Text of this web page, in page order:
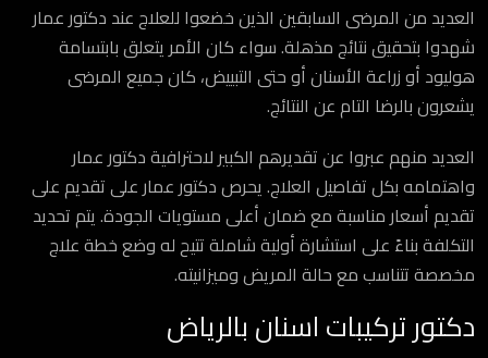
العديد من المرضى السابقين الذين خضعوا للعلاج عند دكتور عمار
شهدوا بتحقيق نتائج مذهلة. سواء كان الأمر يتعلق بابتسامة
هوليود أو زراعة الأسنان أو حتى التبييض، كان جميع المرضى
يشعرون بالرضا التام عن النتائج.
العديد منهم عبروا عن تقديرهم الكبير لاحترافية دكتور عمار
واهتمامه بكل تفاصيل العلاج. يحرص دكتور عمار على تقديم على
تقديم أسعار مناسبة مع ضمان أعلى مستويات الجودة. يتم تحديد
التكلفة بناءً على استشارة أولية شاملة تتيح له وضع خطة علاج
مخصصة تتناسب مع حالة المريض وميزانيته.
دكتور تركيبات اسنان بالرياض